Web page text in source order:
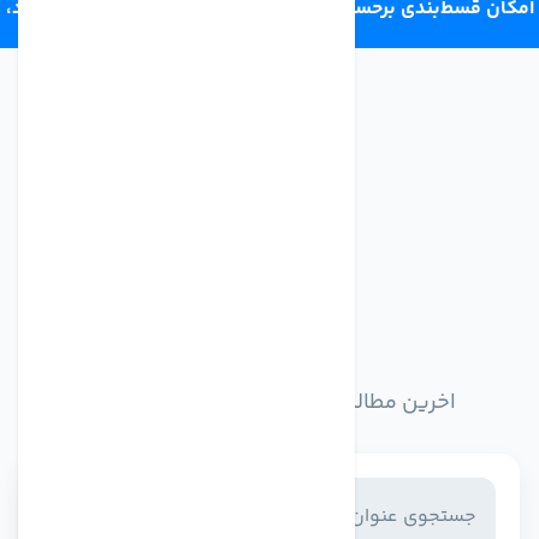
امکان قسط‌بندی برحسب اعتبار ترب‌پی 4 قسط ماهانه. بدون سود،
اخرین مطالب وبلاگ را از اینجا مطالعه کنید